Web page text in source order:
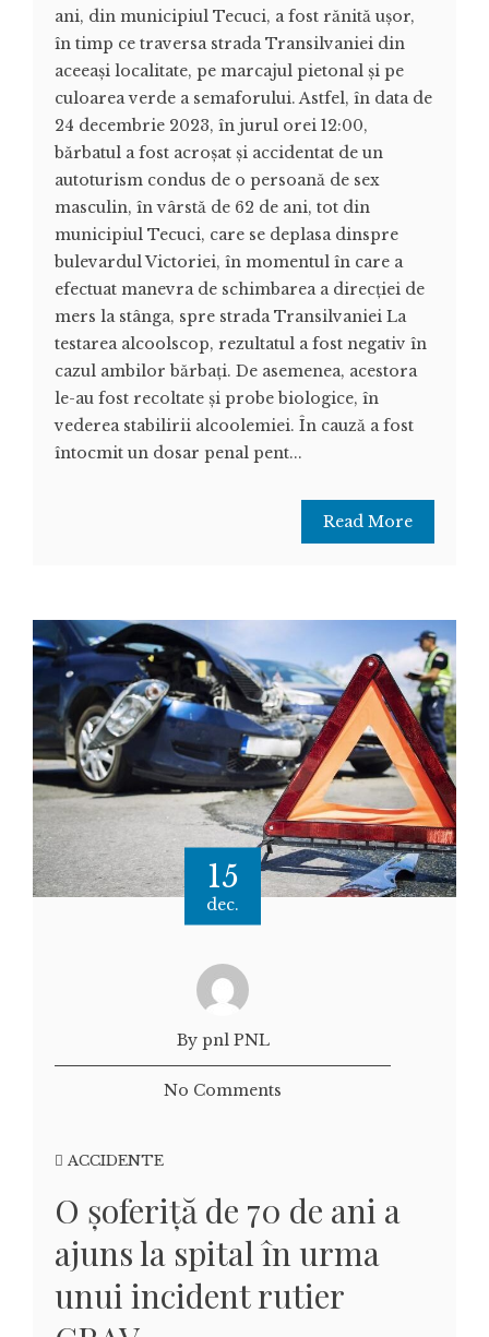
ani, din municipiul Tecuci, a fost rănită ușor,
în timp ce traversa strada Transilvaniei din
aceeași localitate, pe marcajul pietonal și pe
culoarea verde a semaforului. Astfel, în data de
24 decembrie 2023, în jurul orei 12:00,
bărbatul a fost acroșat și accidentat de un
autoturism condus de o persoană de sex
masculin, în vârstă de 62 de ani, tot din
municipiul Tecuci, care se deplasa dinspre
bulevardul Victoriei, în momentul în care a
efectuat manevra de schimbarea a direcției de
mers la stânga, spre strada Transilvaniei La
testarea alcoolscop, rezultatul a fost negativ în
cazul ambilor bărbați. De asemenea, acestora
le-au fost recoltate și probe biologice, în
vederea stabilirii alcoolemiei. În cauză a fost
întocmit un dosar penal pent...
Read More
15
dec.
By pnl PNL
No Comments
ACCIDENTE
O șoferiță de 70 de ani a
ajuns la spital în urma
unui incident rutier